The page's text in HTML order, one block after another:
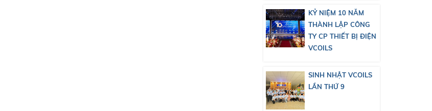
KỶ NIỆM 10 NĂM
THÀNH LẬP CÔNG
TY CP THIẾT BỊ ĐIỆN
VCOILS
SINH NHẬT VCOILS
LẦN THỨ 9